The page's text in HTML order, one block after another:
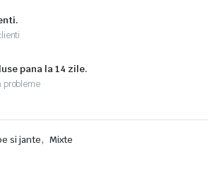
pana la 14 zile.
probleme
si jante, Mixte